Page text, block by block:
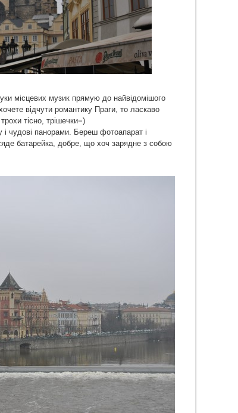
місцевих музик прямую до найвідомішого
відчути романтику Праги, то ласкаво
тісно, трішечки=)
чудові панорами. Береш фотоапарат і
батарейка, добре, що хоч зарядне з собою